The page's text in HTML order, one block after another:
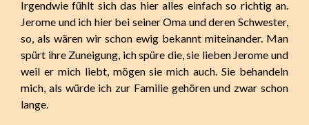
Irgendwie fühlt sich das hier alles einfach so richtig an.
Jerome und ich hier bei seiner Oma und deren Schwester,
so, als wären wir schon ewig bekannt miteinander. Man
spürt ihre Zuneigung, ich spüre die, sie lieben Jerome und
weil er mich liebt, mögen sie mich auch. Sie behandeln
mich, als würde ich zur Familie gehören und zwar schon
lange.